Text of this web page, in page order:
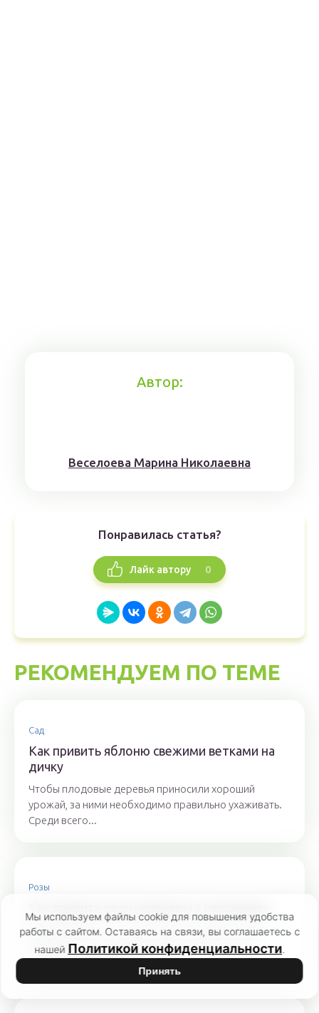
Автор:
Веселоева Марина Николаевна
Понравилась статья?
Лайк автору 0
РЕКОМЕНДУЕМ ПО ТЕМЕ
Сад
Как привить яблоню свежими ветками на
дичку
Чтобы плодовые деревья приносили хороший
урожай, за ними необходимо правильно ухаживать.
Среди всего...
Розы
Выращивание роз в саду требует особых знаний.
Чтобы получить нужную культуру в домашних
условиях, необходимо...
Мы используем файлы cookie для повышения удобства
работы с сайтом. Оставаясь на связи, вы соглашаетесь с
нашей Политикой конфиденциальности.
Принять